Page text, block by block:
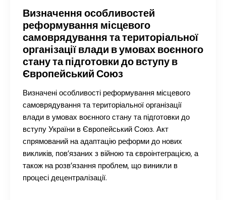
Визначення особливостей
реформування місцевого
самоврядування та територіальної
організації влади в умовах воєнного
стану та підготовки до вступу в
Європейський Союз
Визначені особливості реформування місцевого
самоврядування та територіальної організації
влади в умовах воєнного стану та підготовки до
вступу України в Європейський Союз. Акт
спрямований на адаптацію реформи до нових
викликів, пов’язаних з війною та євроінтеграцією, а
також на розв’язання проблем, що виникли в
процесі децентралізації.